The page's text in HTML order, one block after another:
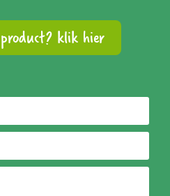
klik hier